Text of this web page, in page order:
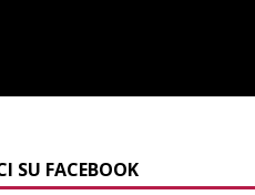
SU FACEBOOK